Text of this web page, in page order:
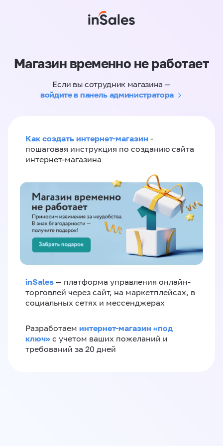
Магазин временно не работает
Если вы сотрудник магазина —
войдите в панель администратора
Как создать интернет-магазин -
пошаговая инструкция по созданию сайта
интернет-магазина
inSales — платформа управления онлайн-
торговлей через сайт, на маркетплейсах, в
социальных сетях и мессенджерах
Разработаем интернет-магазин «‎под
ключ»‎ с учетом ваших пожеланий и
требований за 20 дней